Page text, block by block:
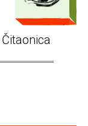
Čitaonica